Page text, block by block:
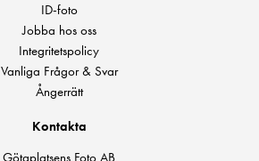
ID-foto
Jobba hos oss
Integritetspolicy
Vanliga Frågor & Svar
Ångerrätt
Kontakta
Götaplatsens Foto AB